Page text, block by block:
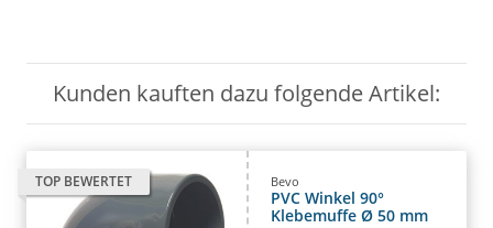
Kunden kauften dazu folgende Artikel:
TOP BEWERTET Bevo
PVC Winkel 90°
Klebemuffe Ø 50 mm